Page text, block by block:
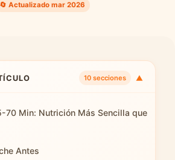
🔄 Actualizado mar 2026
10 secciones ▼
70 Min: Nutrición Más Sencilla que
Antes